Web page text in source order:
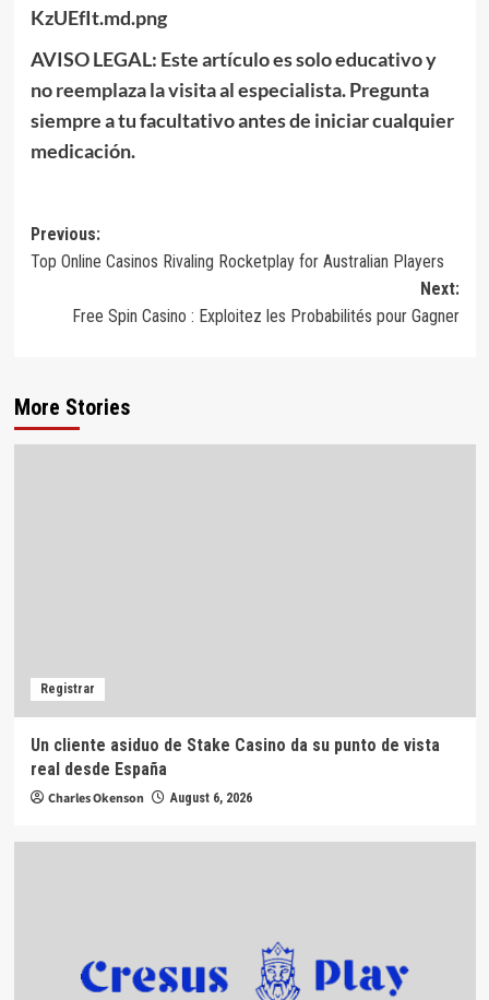
KzUEfIt.md.png
AVISO LEGAL: Este artículo es solo educativo y
no reemplaza la visita al especialista. Pregunta
siempre a tu facultativo antes de iniciar cualquier
medicación.
Post
navigation
Previous:
Top Online Casinos Rivaling Rocketplay for Australian Players
Next:
Free Spin Casino : Exploitez les Probabilités pour Gagner
More Stories
Registrar
Un cliente asiduo de Stake Casino da su punto de vista
real desde España
Charles Okenson August 6, 2026